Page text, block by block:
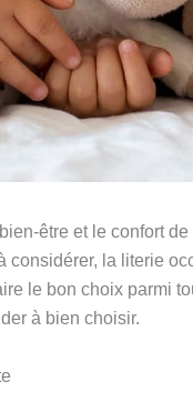
être et le confort
considérer, la literie
le bon choix parmi
à bien choisir.